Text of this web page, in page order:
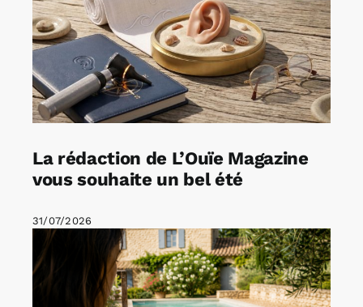
La rédaction de L’Ouïe Magazine
vous souhaite un bel été
31/07/2026